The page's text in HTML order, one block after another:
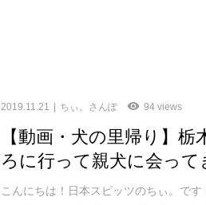
2019.11.21 ちぃ。さんぽ 94 views
【動画・犬の里帰り】
ろに行って親犬に会って
こんにちは！日本スピッツのちぃ。で